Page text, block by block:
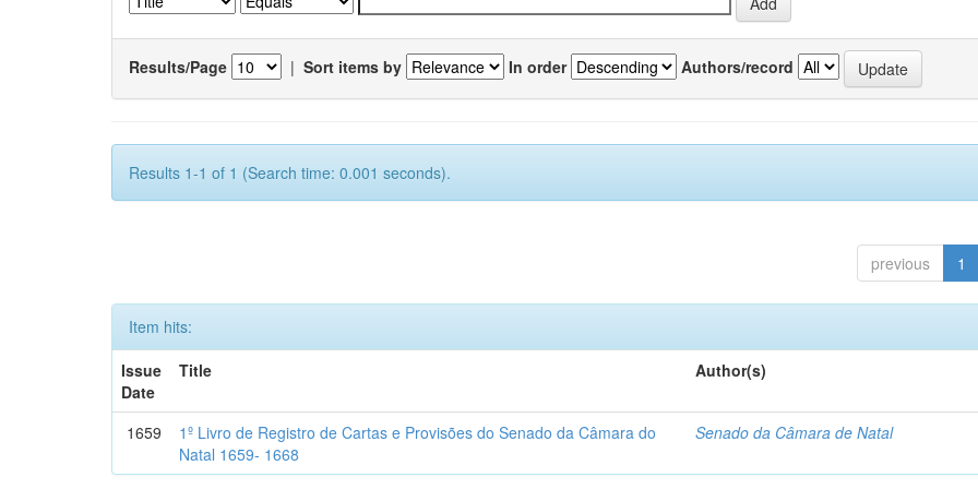
Results/Page | Sort items by In order Authors/record
Results 1-1 of 1 (Search time: 0.001 seconds).
previous 1
Item hits:
Issue
Date
Title Author(s)
1659
1º Livro de Registro de Cartas e Provisões do Senado da Câmara do
Natal 1659- 1668
Senado da Câmara de Natal